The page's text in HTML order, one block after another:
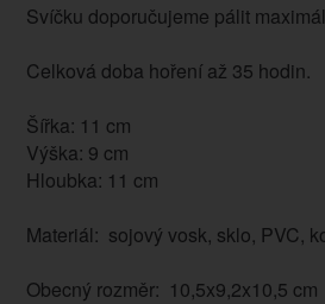
Svíčku doporučujeme pálit
Celková doba hoření až 35 hodin.
Šířka: 11 cm
Výška: 9 cm
Hloubka: 11 cm
Materiál: sojový vosk, sklo, PVC,
Obecný rozměr: 10,5x9,2x10,5 cm